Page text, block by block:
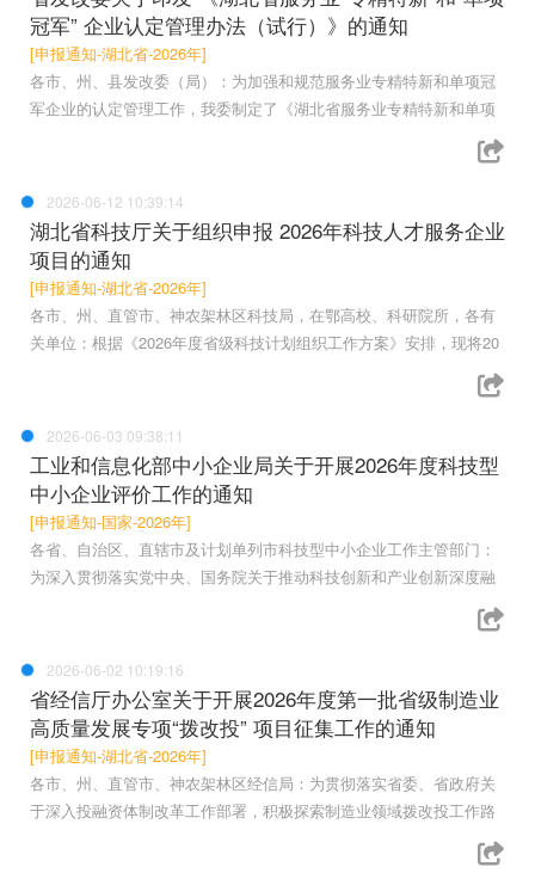
冠军” 企业认定管理办法（试行）》的通知
[申报通知-湖北省-2026年]
各市、州、县发改委（局）：为加强和规范服务业专精特新和单项冠
军企业的认定管理工作，我委制定了《湖北省服务业专精特新和单项
2026-06-12 10:39:14
湖北省科技厅关于组织申报 2026年科技人才服务企业
项目的通知
[申报通知-湖北省-2026年]
各市、州、直管市、神农架林区科技局，在鄂高校、科研院所，各有
关单位：根据《2026年度省级科技计划组织工作方案》安排，现将20
2026-06-03 09:38:11
工业和信息化部中小企业局关于开展2026年度科技型
中小企业评价工作的通知
[申报通知-国家-2026年]
各省、自治区、直辖市及计划单列市科技型中小企业工作主管部门：
为深入贯彻落实党中央、国务院关于推动科技创新和产业创新深度融
2026-06-02 10:19:16
省经信厅办公室关于开展2026年度第一批省级制造业
高质量发展专项“拨改投” 项目征集工作的通知
[申报通知-湖北省-2026年]
各市、州、直管市、神农架林区经信局：为贯彻落实省委、省政府关
于深入投融资体制改革工作部署，积极探索制造业领域拨改投工作路